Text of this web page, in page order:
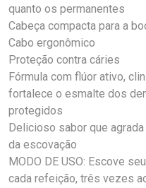
quanto os permanentes
Cabeça compacta para a
Cabo ergonômico
Proteção contra cáries
Fórmula com flúor ativo,
fortalece o esmalte dos
protegidos
Delicioso sabor que
da escovação
MODO DE USO: Escove
cada refeição, três vezes